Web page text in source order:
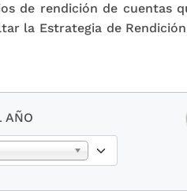
de rendición de cuentas
la Estrategia de
AÑO